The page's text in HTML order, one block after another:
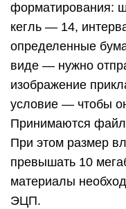
форматирования:
кегль — 14,
определенные
виде — нужно
изображение
условие — чтобы
Принимаются
При этом размер
превышать 10
материалы
ЭЦП.